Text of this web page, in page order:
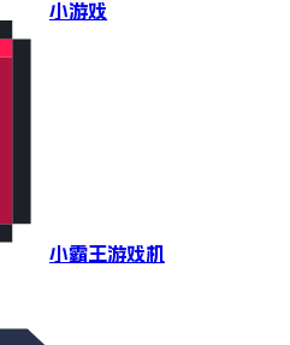
小游戏
小霸王游戏机